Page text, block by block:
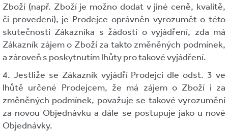
Zboží (např. Zboží je možno dodat v jiné ceně, kvalitě,
či provedení), je Prodejce oprávněn vyrozumět o této
skutečnosti Zákazníka s žádostí o vyjádření, zda má
Zákazník zájem o Zboží za takto změněných podmínek,
a zároveň s poskytnutím lhůty pro takové vyjádření.
4. Jestliže se Zákazník vyjádří Prodejci dle odst. 3 ve
lhůtě určené Prodejcem, že má zájem o Zboží i za
změněných podmínek, považuje se takové vyrozumění
za novou Objednávku a dále se postupuje jako u nové
Objednávky.